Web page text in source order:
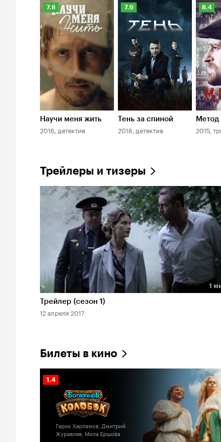
Рейтинг
Кинопоиска
7.8
7.8
Научи меня жить
2016, детектив
Рейтинг
Кинопоиска
7.9
7.9
Тень за спиной
2018, детектив
8.4
8.4
Метод
2015,
Трейлеры и тизеры
Длительность 1 мин
1
Трейлер (сезон 1)
12 апреля 2017
Билеты в кино
Рейтинг
Кинопоиска
1.4
Гарик Харламов, Дмитрий
Журавлев, Мила Ершова